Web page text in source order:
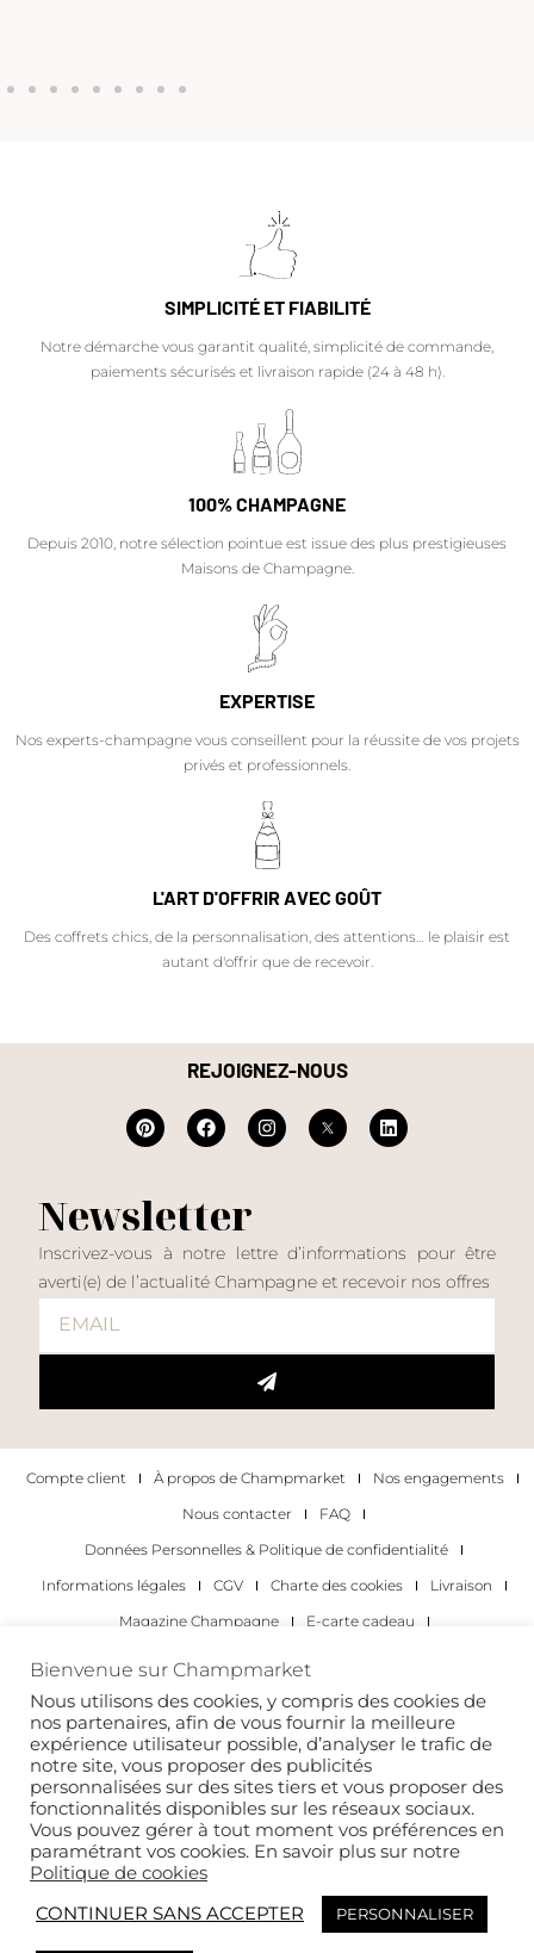
SIMPLICITÉ ET FIABILITÉ
Notre démarche vous garantit qualité, simplicité de commande,
paiements sécurisés et livraison rapide (24 à 48 h).
100% CHAMPAGNE
Depuis 2010, notre sélection pointue est issue des plus prestigieuses
Maisons de Champagne.
EXPERTISE
Nos experts-champagne vous conseillent pour la réussite de vos projets
privés et professionnels.
L'ART D'OFFRIR AVEC GOÛT
Des coffrets chics, de la personnalisation, des attentions… le plaisir est
autant d'offrir que de recevoir.
REJOIGNEZ-NOUS
Newsletter
Inscrivez-vous à notre lettre d’informations pour être
averti(e) de l’actualité Champagne et recevoir nos offres
Compte client À propos de Champmarket
Nos engagements
Nous contacter
FAQ
Données Personnelles & Politique de confidentialité
Informations légales
CGV Charte des cookies
Livraison
Magazine Champagne
E-carte cadeau
Les occasions pour déguster du champagne
Pour les particuliers
Pour les entreprises
Copyright 2022 © tous droits réservés. Champmarket.
Bienvenue sur Champmarket
Nous utilisons des cookies, y compris des cookies de
nos partenaires, afin de vous fournir la meilleure
expérience utilisateur possible, d’analyser le trafic de
notre site, vous proposer des publicités
personnalisées sur des sites tiers et vous proposer des
fonctionnalités disponibles sur les réseaux sociaux.
Vous pouvez gérer à tout moment vos préférences en
paramétrant vos cookies. En savoir plus sur notre
Politique de cookies
CONTINUER SANS ACCEPTER
PERSONNALISER